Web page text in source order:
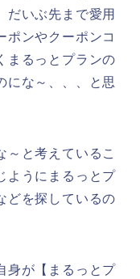
いぶ先まで愛用
ポンやクーポンコ
まるっとプランの
にな～、、、と思
～と考えているこ
ようにまるっとプ
どを探しているの
身が【まるっとプ